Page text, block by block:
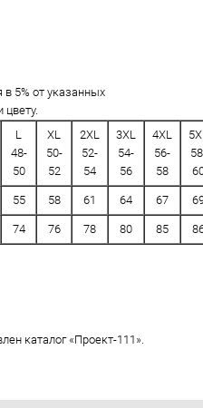
5% от указанных
L
48-
50
XL
50-
52
2XL
52-
54
3XL
54-
56
4XL
56-
58
55 58 61 64 67
74 76 78 80 85
каталог «Проект-111».